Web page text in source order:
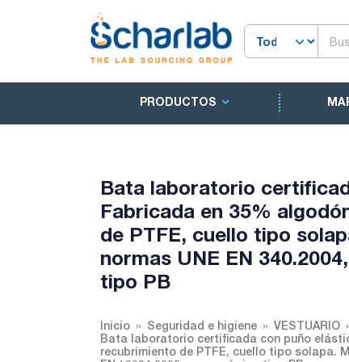
PRODUCTOS
Bata laboratorio
Fabricada en 35%
de PTFE, cuello tipo
normas UNE EN
tipo PB
Inicio Seguridad e higiene VESTUARIO
Bata laboratorio certificada con puño
recubrimiento de PTFE, cuello tipo solapa.